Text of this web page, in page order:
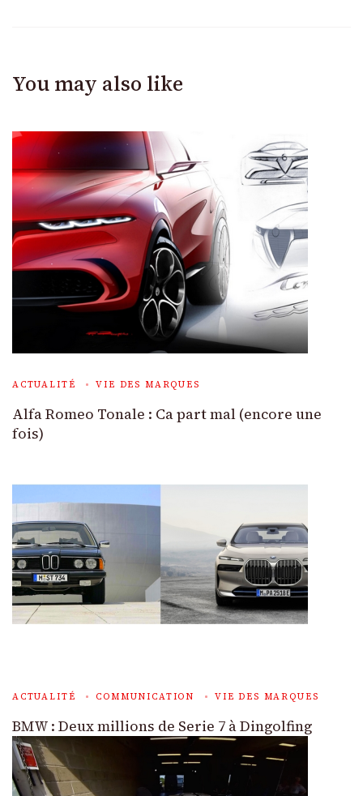
You may also like
ACTUALITÉ VIE DES MARQUES
Alfa Romeo Tonale : Ca part mal (encore une
fois)
ACTUALITÉ COMMUNICATION VIE DES MARQUES
BMW : Deux millions de Serie 7 à Dingolfing